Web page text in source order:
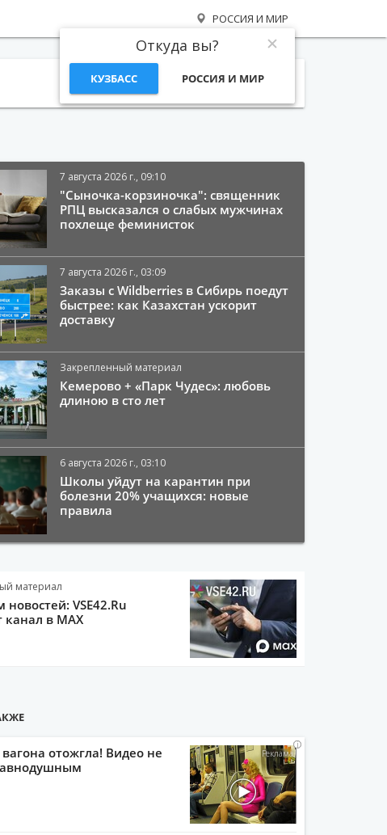
РОССИЯ И МИР
Откуда вы?
КУЗБАСС РОССИЯ И МИР
7 августа 2026 г., 09:10
"Сыночка-корзиночка": священник
РПЦ высказался о слабых мужчинах
похлеще феминисток
7 августа 2026 г., 03:09
Заказы с Wildberries в Сибирь поедут
быстрее: как Казахстан ускорит
доставку
Закрепленный материал
Кемерово + «Парк Чудес»: любовь
длиною в сто лет
6 августа 2026 г., 03:10
Школы уйдут на карантин при
болезни 20% учащихся: новые
правила
материал
VSE42.Ru
канал в MAX
i
отожгла! Видео не
iii